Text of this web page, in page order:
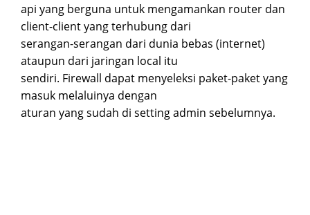
api yang berguna untuk mengamankan router dan
client-client yang terhubung dari
serangan-serangan dari dunia bebas (internet)
ataupun dari jaringan local itu
sendiri. Firewall dapat menyeleksi paket-paket yang
masuk melaluinya dengan
aturan yang sudah di setting admin sebelumnya.